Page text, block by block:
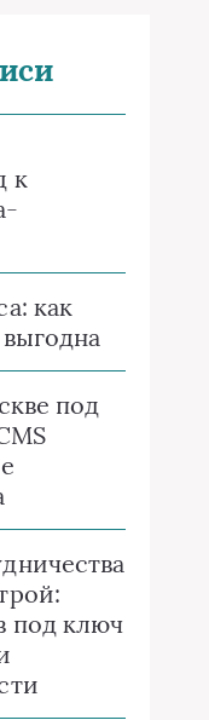
к
как
под
под ключ